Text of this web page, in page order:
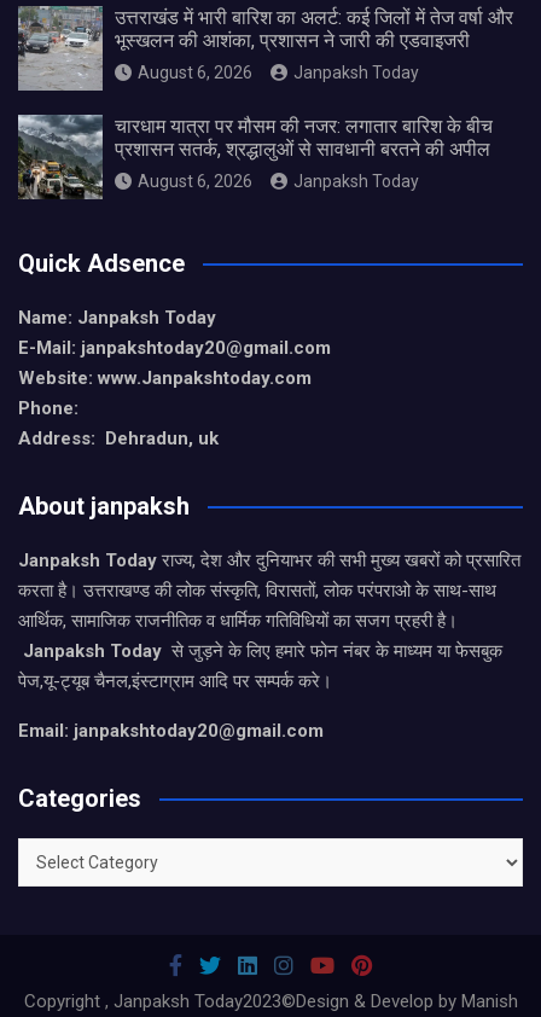
उत्तराखंड में भारी बारिश का अलर्ट: कई जिलों में तेज वर्षा और
भूस्खलन की आशंका, प्रशासन ने जारी की एडवाइजरी
August 6, 2026 Janpaksh Today
चारधाम यात्रा पर मौसम की नजर: लगातार बारिश के बीच
प्रशासन सतर्क, श्रद्धालुओं से सावधानी बरतने की अपील
August 6, 2026 Janpaksh Today
Quick Adsence
Name: Janpaksh Today
E-Mail: janpakshtoday20@gmail.com
Website: www.Janpakshtoday.com
Phone:
Address: Dehradun, uk
About janpaksh
Janpaksh Todayराज्य, देश और दुनियाभर की सभी मुख्य खबरों को प्रसारित
करता है। उत्तराखण्ड की लोक संस्कृति, विरासतों, लोक परंपराओ के साथ-साथ
आर्थिक, सामाजिक राजनीतिक व धार्मिक गतिविधियों का सजग प्रहरी है।
Janpaksh Today से जुड़ने के लिए हमारे फोन नंबर के माध्यम या फेसबुक
पेज,यू-ट्यूब चैनल,इंस्टाग्राम आदि पर सम्पर्क करे।
Email: janpakshtoday20@gmail.com
Categories
Categories
Copyright , Janpaksh Today2023©Design & Develop by Manish